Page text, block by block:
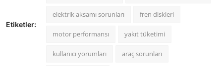
Etiketler:
elektrik aksamı sorunları fren diskleri
motor performansı yakıt tüketimi
kullanıcı yorumları araç sorunları